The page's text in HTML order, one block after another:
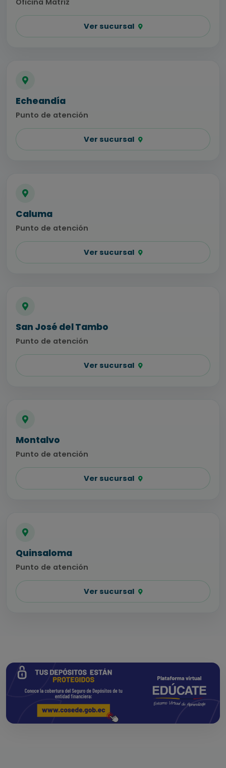
Oficina Matriz
Ver sucursal
Echeandía
Punto de atención
Ver sucursal
Caluma
Punto de atención
Ver sucursal
San José del Tambo
Punto de atención
Ver sucursal
Montalvo
Punto de atención
Ver sucursal
Quinsaloma
Punto de atención
Ver sucursal